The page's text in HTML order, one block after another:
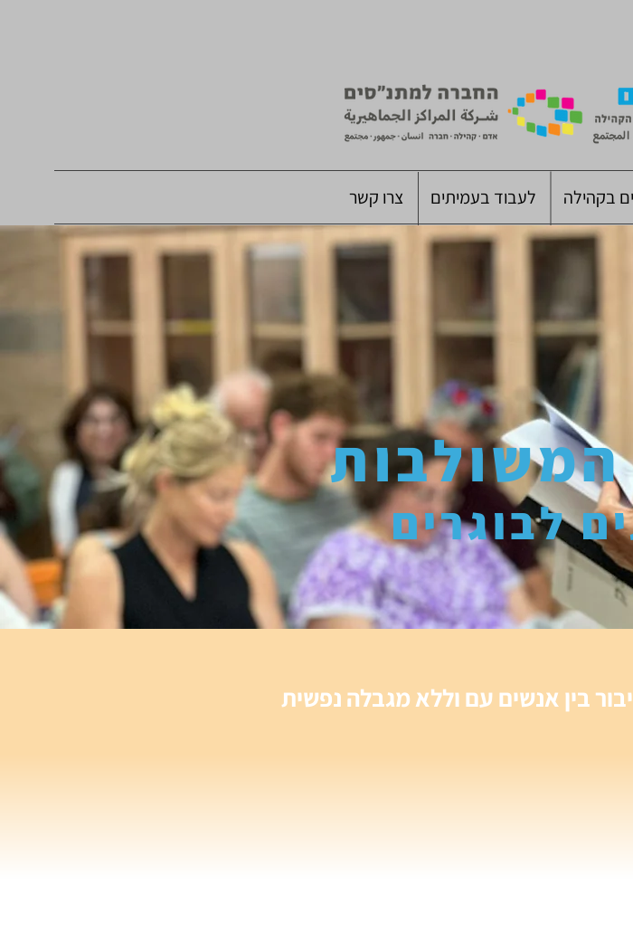
בקהילה לעבוד בעמיתים צרו קשר
לבוגרים
בין אנשים עם וללא מגבלה נפשית